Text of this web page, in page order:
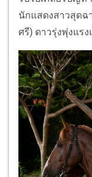
นักแสดงสาวสุดฉ
ศรี) ดาวรุ่งพุ่งแรง